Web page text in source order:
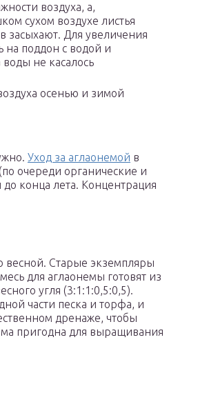
воздуха, а,
сухом воздухе листья
засыхают. Для увеличения
на поддон с водой и
не касалось
осенью и зимой
Уход за аглаонемой в
очереди органические и
конца лета. Концентрация
Старые экземпляры
для аглаонемы готовят из
угля (3:1:1:0,5:0,5).
части песка и торфа, и
дренаже, чтобы
пригодна для выращивания